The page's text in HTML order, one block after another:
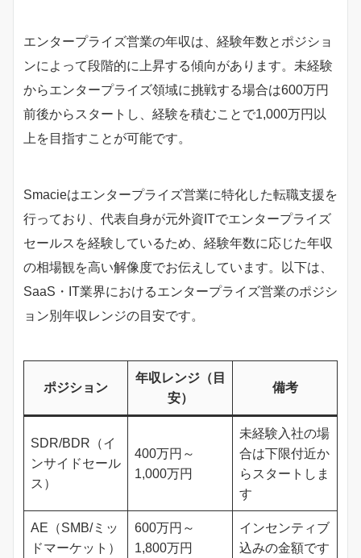
エンタープライズ営業の年収は、経験年数とポジショ
ンによって段階的に上昇する傾向があります。未経験
からエンタープライズ領域に挑戦する場合は600万円
前後からスタートし、経験を積むことで1,000万円以
上を目指すことが可能です。
Smacieはエンタープライズ営業に特化した転職支援を
行っており、代表自身が元外資ITでエンタープライズ
セールスを経験しているため、経験年数に応じた年収
の相場観を高い解像度でお伝えしています。以下は、
SaaS・IT業界におけるエンタープライズ営業のポジシ
ョン別年収レンジの目安です。
ポジション
年収レンジ（目
安）
備考
SDR/BDR（イ
ンサイドセール
ス）
400万円～
1,000万円
未経験入社の場
合は下限付近か
らスタートしま
す
AE（SMB/ミッ
ドマーケット）
600万円～
1,800万円
インセンティブ
込みの金額です